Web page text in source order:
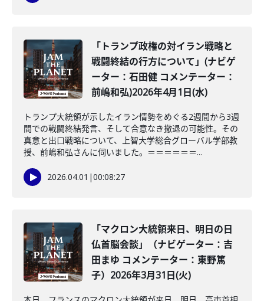
「トランプ政権の対イラン戦略と
戦闘終結の行方について」(ナビゲ
ーター：石田健 コメンテーター：
前嶋和弘)2026年4月1日(水)
トランプ大統領が示したイラン情勢をめぐる2週間から3週
間での戦闘終結発言、そして合意なき撤退の可能性。その
真意と出口戦略について、上智大学総合グローバル学部教
授、前嶋和弘さんに伺いました。＝＝＝＝＝＝...
2026.04.01 |00:08:27
「マクロン大統領来日、明日の日
仏首脳会談」（ナビゲーター：吉
田まゆ コメンテーター：東野篤
子）2026年3月31日(火)